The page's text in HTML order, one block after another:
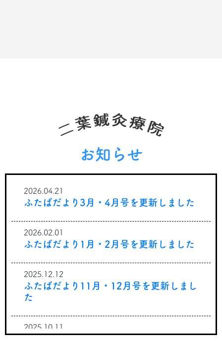
お知らせ
2026.04.21
ふたばだより3月・4月号を更新しました
2026.02.01
ふたばだより1月・2月号を更新しました
2025.12.12
ふたばだより11月・12月号を更新しまし
た
2025.10.11